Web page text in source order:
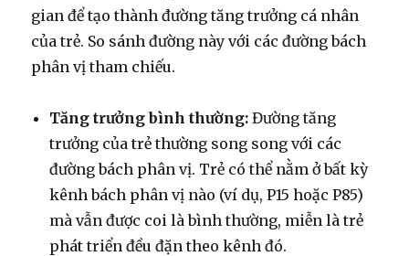
gian để tạo thành đường tăng trưởng cá nhân
của trẻ. So sánh đường này với các đường bách
phân vị tham chiếu.
Tăng trưởng bình thường: Đường tăng
trưởng của trẻ thường song song với các
đường bách phân vị. Trẻ có thể nằm ở bất kỳ
kênh bách phân vị nào (ví dụ, P15 hoặc P85)
mà vẫn được coi là bình thường, miễn là trẻ
phát triển đều đặn theo kênh đó.